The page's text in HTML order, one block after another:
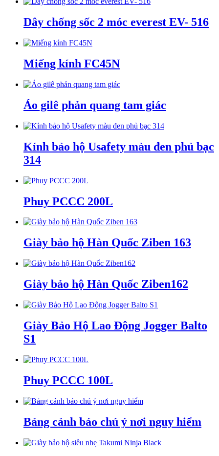
Dây chống sốc 2 móc everest EV- 516
Miếng kính FC45N
Áo gilê phản quang tam giác
Kính bảo hộ Usafety màu đen phủ bạc
314
Phuy PCCC 200L
Giày bảo hộ Hàn Quốc Ziben 163
Giày bảo hộ Hàn Quốc Ziben162
Giày Bảo Hộ Lao Động Jogger Balto
S1
Phuy PCCC 100L
Bảng cảnh báo chú ý nơi nguy hiểm